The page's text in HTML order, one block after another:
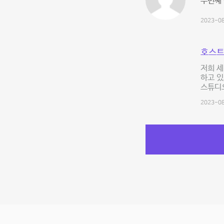
2023-
호스
저희
하고
스튜
2023-